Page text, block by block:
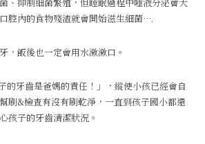
腔內的食物殘渣就會開始滋生細菌….
，飯後也一定會用水漱漱口。
的牙齒是爸媽的責任！」，縱使小孩已經會自
刷&檢查有沒有刷乾淨，一直到孩子國小都還
孩子的牙齒清潔狀況。